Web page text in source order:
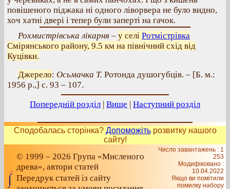
повішеного піджака ні одного ліворвера не було видно,
хоч хатні двері і тепер були заперті на гачок.
Рохмистрівська лікарня – у селі Ротмістрівка
Смірянського району, 9.5 км на північний схід від
Куцівки.
Джерело: Осьмачка Т. Ротонда душогубців. – [Б. м.:
1956 р.,] с. 93 – 107.
Попередній розділ | Вище | Наступний розділ
Сподобалась сторінка? Допоможітьрозвитку нашого
сайту!
© 1999 – 2026 Група «Мисленого
древа», автори статей
Передрук статей із сайту
Число завантажень : 1
253
Модифіковано :
10.04.2022
Якщо ви помітили
помилку набору